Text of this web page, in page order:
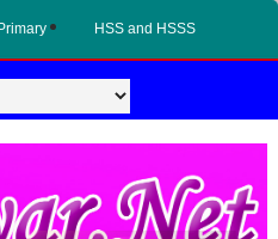
HSS and HSSS